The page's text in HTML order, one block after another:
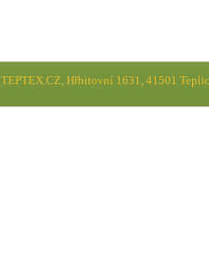
TEPTEX.CZ, Hřbitovní 1631, 41501